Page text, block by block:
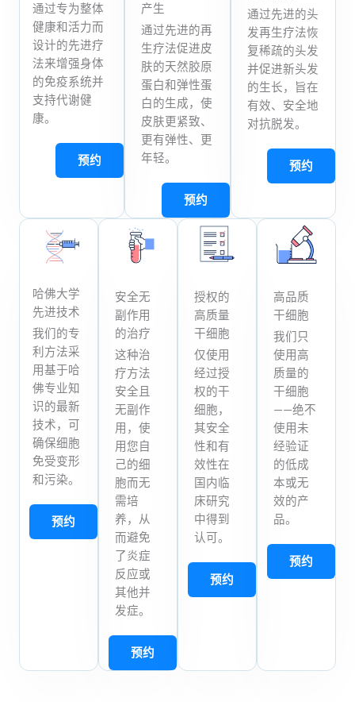
通过专为整体
健康和活力而
设计的先进疗
法来增强身体
的免疫系统并
支持代谢健
康。
预约
产生
通过先进的再
生疗法促进皮
肤的天然胶原
蛋白和弹性蛋
白的生成，使
皮肤更紧致、
更有弹性、更
年轻。
预约
通过先进的头
发再生疗法恢
复稀疏的头发
并促进新头发
的生长，旨在
有效、安全地
对抗脱发。
预约
哈佛大学
先进技术
我们的专
利方法采
用基于哈
佛专业知
识的最新
技术，可
确保细胞
免受变形
和污染。
预约
安全无
副作用
的治疗
这种治
疗方法
安全且
无副作
用，使
用您自
己的细
胞而无
需培
养，从
而避免
了炎症
反应或
其他并
发症。
预约
授权的
高质量
干细胞
仅使用
经过授
权的干
细胞，
其安全
性和有
效性在
国内临
床研究
中得到
认可。
预约
高品质
干细胞
我们只
使用高
质量的
干细胞
——绝不
使用未
经验证
的低成
本或无
效的产
品。
预约